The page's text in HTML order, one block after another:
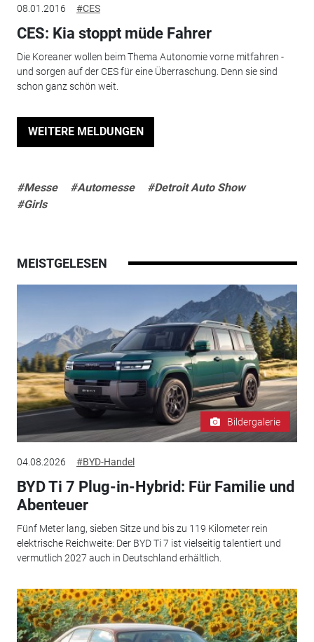
08.01.2016 #CES
CES: Kia stoppt müde Fahrer
Die Koreaner wollen beim Thema Autonomie vorne mitfahren -
und sorgen auf der CES für eine Überraschung. Denn sie sind
schon ganz schön weit.
WEITERE MELDUNGEN
#Messe #Automesse
#Detroit Auto Show
#Girls
MEISTGELESEN
Bildergalerie
04.08.2026 #BYD-Handel
BYD Ti 7 Plug-in-Hybrid: Für Familie und
Abenteuer
Fünf Meter lang, sieben Sitze und bis zu 119 Kilometer rein
elektrische Reichweite: Der BYD Ti 7 ist vielseitig talentiert und
vermutlich 2027 auch in Deutschland erhältlich.